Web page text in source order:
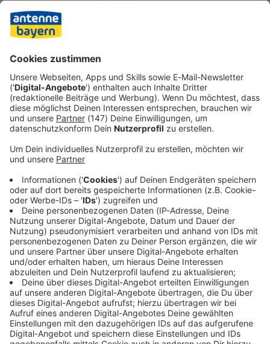
Die AfD im bayerischen Landtag bezeichnete die
Ordnungsgelder auf kommunaler Ebene als «Maulkorb für
Ehrenamtliche». Die AfD-Fraktion stimmte geschlossen
dagegen. Im Landtag gehört ihr der einzige Abgeordnete
belegt wurde.
Immer auf dem Laufenden